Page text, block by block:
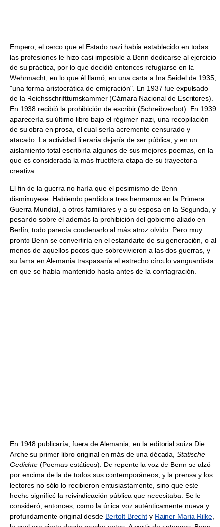
Empero, el cerco que el Estado nazi había establecido en todas
las profesiones le hizo casi imposible a Benn dedicarse al ejercicio
de su práctica, por lo que decidió entonces refugiarse en la
Wehrmacht, en lo que él llamó, en una carta a Ina Seidel de 1935,
"una forma aristocrática de emigración". En 1937 fue expulsado
de la Reichsschrifttumskammer (Cámara Nacional de Escritores).
En 1938 recibió la prohibición de escribir (Schreibverbot). En 1939
aparecería su último libro bajo el régimen nazi, una recopilación
de su obra en prosa, el cual sería acremente censurado y
atacado. La actividad literaria dejaría de ser pública, y en un
aislamiento total escribiría algunos de sus mejores poemas, en la
que es considerada la más fructífera etapa de su trayectoria
creativa.
El fin de la guerra no haría que el pesimismo de Benn
disminuyese. Habiendo perdido a tres hermanos en la Primera
Guerra Mundial, a otros familiares y a su esposa en la Segunda, y
pesando sobre él además la prohibición del gobierno aliado en
Berlín, todo parecía condenarlo al más atroz olvido. Pero muy
pronto Benn se convertiría en el estandarte de su generación, o al
menos de aquellos pocos que sobrevivieron a las dos guerras, y
su fama en Alemania traspasaría el estrecho círculo vanguardista
en que se había mantenido hasta antes de la conflagración.
En 1948 publicaría, fuera de Alemania, en la editorial suiza Die
Arche su primer libro original en más de una década, Statische
Gedichte (Poemas estáticos). De repente la voz de Benn se alzó
por encima de la de todos sus contemporáneos, y la prensa y los
lectores no sólo lo recibieron entusiastamente, sino que este
hecho significó la reivindicación pública que necesitaba. Se le
consideró, entonces, como la única voz auténticamente nueva y
profundamente original desde Bertolt Brecht y Rainer Maria Rilke